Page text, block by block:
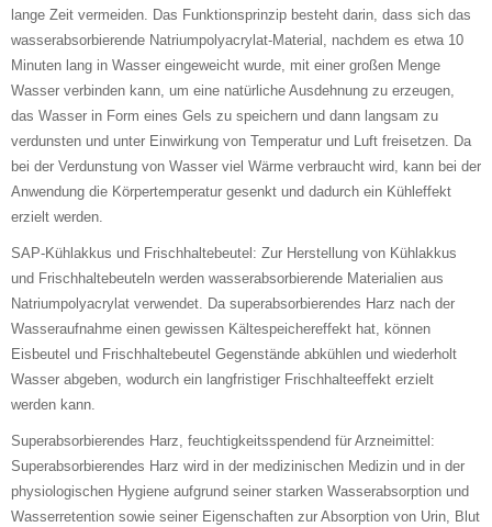
lange Zeit vermeiden. Das Funktionsprinzip besteht darin, dass sich das
wasserabsorbierende Natriumpolyacrylat-Material, nachdem es etwa 10
Minuten lang in Wasser eingeweicht wurde, mit einer großen Menge
Wasser verbinden kann, um eine natürliche Ausdehnung zu erzeugen,
das Wasser in Form eines Gels zu speichern und dann langsam zu
verdunsten und unter Einwirkung von Temperatur und Luft freisetzen. Da
bei der Verdunstung von Wasser viel Wärme verbraucht wird, kann bei der
Anwendung die Körpertemperatur gesenkt und dadurch ein Kühleffekt
erzielt werden.
SAP-Kühlakkus und Frischhaltebeutel: Zur Herstellung von Kühlakkus
und Frischhaltebeuteln werden wasserabsorbierende Materialien aus
Natriumpolyacrylat verwendet. Da superabsorbierendes Harz nach der
Wasseraufnahme einen gewissen Kältespeichereffekt hat, können
Eisbeutel und Frischhaltebeutel Gegenstände abkühlen und wiederholt
Wasser abgeben, wodurch ein langfristiger Frischhalteeffekt erzielt
werden kann.
Superabsorbierendes Harz, feuchtigkeitsspendend für Arzneimittel:
Superabsorbierendes Harz wird in der medizinischen Medizin und in der
physiologischen Hygiene aufgrund seiner starken Wasserabsorption und
Wasserretention sowie seiner Eigenschaften zur Absorption von Urin, Blut